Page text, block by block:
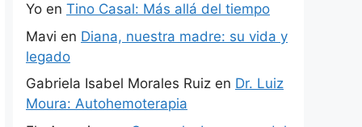
Yo en Tino Casal: Más allá del tiempo
Mavi en Diana, nuestra madre: su vida y
legado
Gabriela Isabel Morales Ruiz en Dr. Luiz
Moura: Autohemoterapia